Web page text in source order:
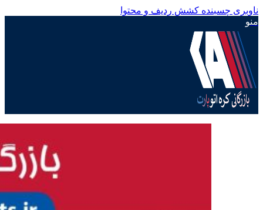
ناوبری چسبنده کشش ردیف و محتوا
منو